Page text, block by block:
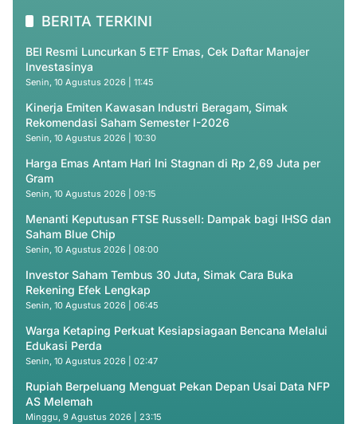
BERITA TERKINI
BEI Resmi Luncurkan 5 ETF Emas, Cek Daftar Manajer
Investasinya
Senin, 10 Agustus 2026 | 11:45
Kinerja Emiten Kawasan Industri Beragam, Simak
Rekomendasi Saham Semester I-2026
Senin, 10 Agustus 2026 | 10:30
Harga Emas Antam Hari Ini Stagnan di Rp 2,69 Juta per
Gram
Senin, 10 Agustus 2026 | 09:15
Menanti Keputusan FTSE Russell: Dampak bagi IHSG dan
Saham Blue Chip
Senin, 10 Agustus 2026 | 08:00
Investor Saham Tembus 30 Juta, Simak Cara Buka
Rekening Efek Lengkap
Senin, 10 Agustus 2026 | 06:45
Warga Ketaping Perkuat Kesiapsiagaan Bencana Melalui
Edukasi Perda
Senin, 10 Agustus 2026 | 02:47
Rupiah Berpeluang Menguat Pekan Depan Usai Data NFP
AS Melemah
Minggu, 9 Agustus 2026 | 23:15